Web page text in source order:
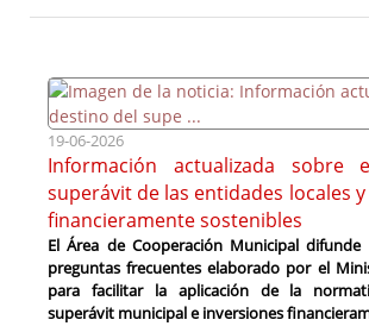
19-06-2026
Información actualizada sobre
superávit de las entidades locales
financieramente sostenibles
El Área de Cooperación Municipal
preguntas frecuentes elaborado por el
para facilitar la aplicación de la
superávit municipal e inversiones